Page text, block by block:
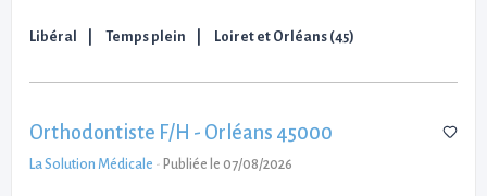
Libéral Temps plein Loiret et Orléans (45)
Orthodontiste F/H - Orléans 45000
La Solution Médicale - Publiée le 07/08/2026